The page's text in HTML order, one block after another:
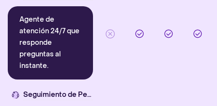
Agente de
atención 24/7 que
responde
preguntas al
instante.
Seguimiento de Pedidos